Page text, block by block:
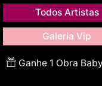
Todos Artistas
Galeria Vip
Ganhe 1 Obra